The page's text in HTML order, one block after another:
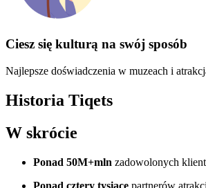
Ciesz się kulturą na swój sposób
Najlepsze doświadczenia w muzeach i
Historia Tiqets
W skrócie
Ponad 50M+mln zadowolonych
Ponad cztery tysiące partnerów